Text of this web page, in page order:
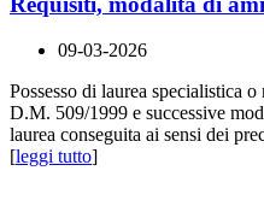
09-03-2026
Possesso di laurea specialistica
D.M. 509/1999 e successive
laurea conseguita ai sensi dei
[leggi tutto]